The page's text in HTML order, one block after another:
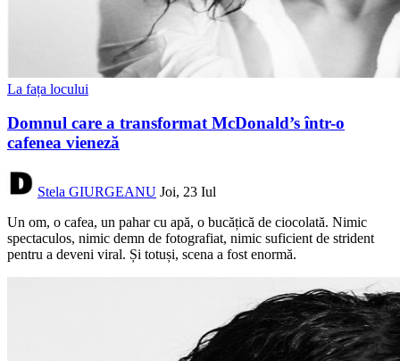
La fața locului
Domnul care a transformat McDonald’s într-o
cafenea vieneză
Stela GIURGEANU Joi, 23 Iul
Un om, o cafea, un pahar cu apă, o bucățică de ciocolată. Nimic
spectaculos, nimic demn de fotografiat, nimic suficient de strident
pentru a deveni viral. Și totuși, scena a fost enormă.